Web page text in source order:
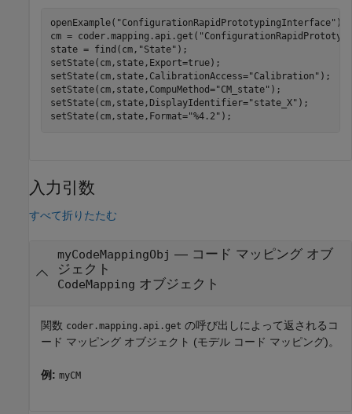
openExample( "ConfigurationRapidPrototypingInterface" );
cm = coder.mapping.api.get(
state = find(cm, "State" );
setState(cm,state,Export=true);
setState(cm,state,CalibrationAccess="Calibration" );
setState(cm,state,CompuMethod="CM_state" );
setState(cm,state,DisplayIdentifier="state_X" );
setState(cm,state,Format="%4.2"
入力引数
すべて折りたたむ
myCodeMappingObj — コード マッピング オブ
ジェクト
CodeMapping オブジェクト
関数 coder.mapping.api.get の呼び出しによって返されるコ
ード マッピング オブジェクト (モデル コード マッピング)。
例: myCM